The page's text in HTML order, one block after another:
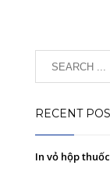
RECENT
In vỏ hộp thuốc